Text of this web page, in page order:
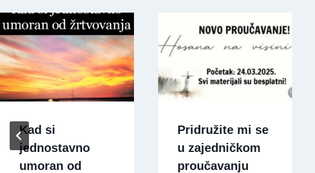
Kad si
jednostavno
umoran od
Pridružite mi se
u zajedničkom
proučavanju